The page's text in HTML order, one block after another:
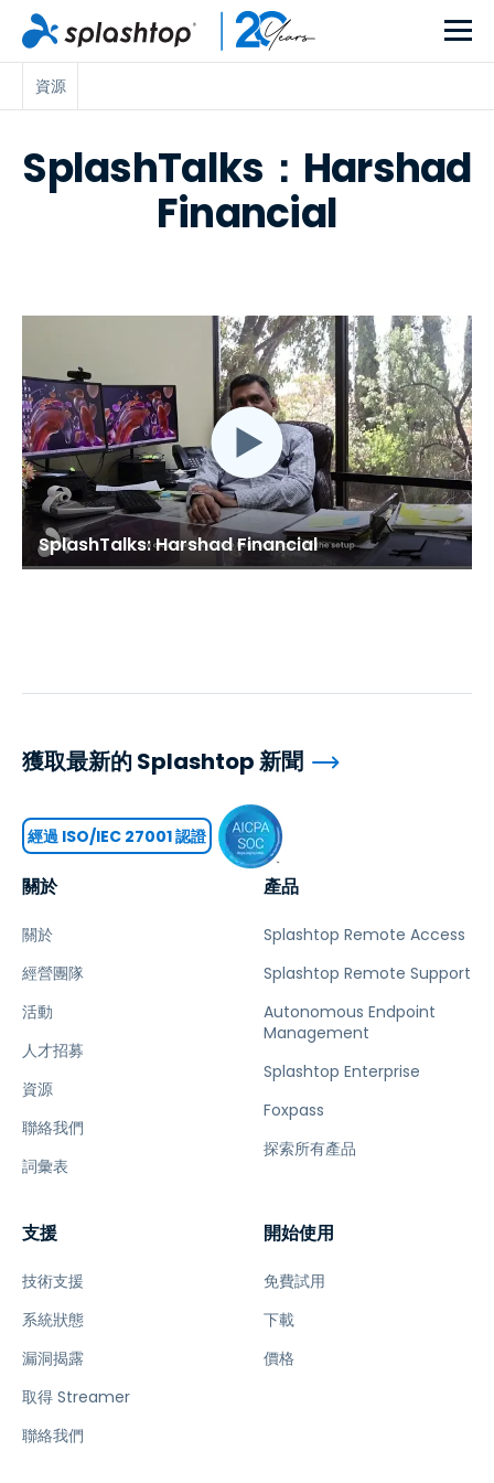
資源
SplashTalks：Harshad
Financial
SplashTalks: Harshad Financial
關於
關於
經營團隊
活動
人才招募
資源
聯絡我們
詞彙表
產品
Splashtop Remote Access
Splashtop Remote Support
Autonomous Endpoint
Management
Splashtop Enterprise
Foxpass
探索所有產品
支援
技術支援
系統狀態
漏洞揭露
取得 Streamer
聯絡我們
開始使用
免費試用
下載
價格
獲取最新的 Splashtop 新聞
經過 ISO/IEC 27001 認證